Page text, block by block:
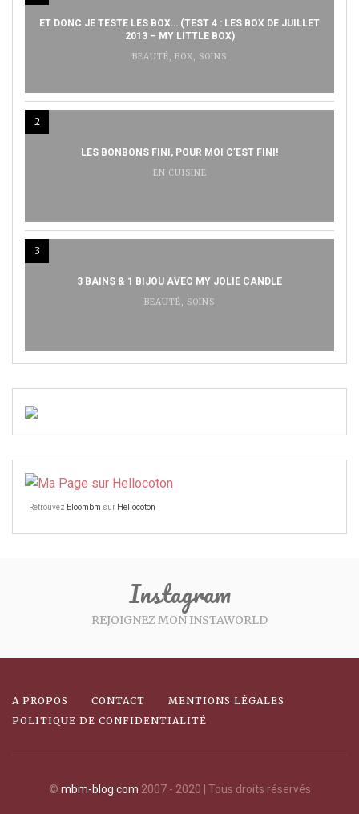
ET DONC JE TESTE LES BOX… (TEST 4 : LES BOX DE JUILLET
2013 – MY LITTLE BOX)
BEAUTÉ, BOX, SOINS
2
LES BONBONS FINI, POUR MOI C’EST FINI!
EN CUISINE
3
3 BAINS & 1 BIJOU AVEC MY JOLIE CANDLE
BEAUTÉ, SOINS
Retrouvez Eloombm sur Hellocoton
Instagram
REJOIGNEZ MON INSTAWORLD
A PROPOS CONTACT
MENTIONS LÉGALES
POLITIQUE DE CONFIDENTIALITÉ
© mbm-blog.com 2007 - 2020 | Tous droits réservés